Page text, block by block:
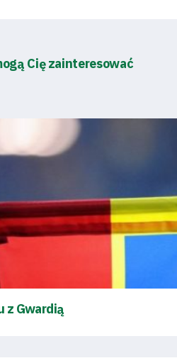
Cię zainteresować
z Gwardią